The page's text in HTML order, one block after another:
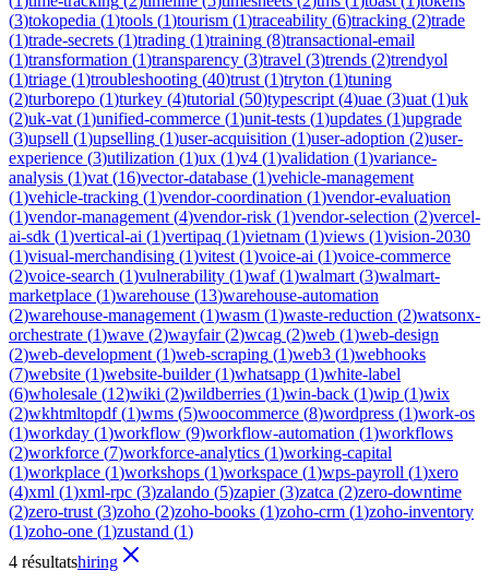
(3)tokopedia (1)tools (1)tourism (1)traceability (6)tracking (2)trade
(1)trade-secrets (1)trading (1)training (8)transactional-email
(1)transformation (1)transparency (3)travel (3)trends (2)trendyol
(1)triage (1)troubleshooting (40)trust (1)tryton (1)tuning
(2)turborepo (1)turkey (4)tutorial (50)typescript (4)uae (3)uat (1)uk
(2)uk-vat (1)unified-commerce (1)unit-tests (1)updates (1)upgrade
(3)upsell (1)upselling (1)user-acquisition (1)user-adoption (2)user-
experience (3)utilization (1)ux (1)v4 (1)validation (1)variance-
analysis (1)vat (16)vector-database (1)vehicle-management
(1)vehicle-tracking (1)vendor-coordination (1)vendor-evaluation
(1)vendor-management (4)vendor-risk (1)vendor-selection (2)vercel-
ai-sdk (1)vertical-ai (1)vertipaq (1)vietnam (1)views (1)vision-2030
(1)visual-merchandising (1)vitest (1)voice-ai (1)voice-commerce
(2)voice-search (1)vulnerability (1)waf(1)walmart (3)walmart-
marketplace (1)warehouse (13)warehouse-automation
(2)warehouse-management (1)wasm (1)waste-reduction (2)watsonx-
orchestrate (1)wave (2)wayfair(2)wcag (2)web (1)web-design
(2)web-development (1)web-scraping (1)web3 (1)webhooks
(7)website (1)website-builder(1)whatsapp (1)white-label
(6)wholesale (12)wiki (2)wildberries (1)win-back (1)wip (1)wix
(2)wkhtmltopdf(1)wms (5)woocommerce (8)wordpress (1)work-os
(1)workday (1)workflow (9)workflow-automation (1)workflows
(2)workforce (7)workforce-analytics (1)working-capital
(1)workplace (1)workshops (1)workspace (1)wps-payroll (1)xero
(4)xml (1)xml-rpc (3)zalando (5)zapier(3)zatca (2)zero-downtime
(2)zero-trust (3)zoho (2)zoho-books (1)zoho-crm (1)zoho-inventory
(1)zoho-one (1)zustand (1)
4 résultatshiring